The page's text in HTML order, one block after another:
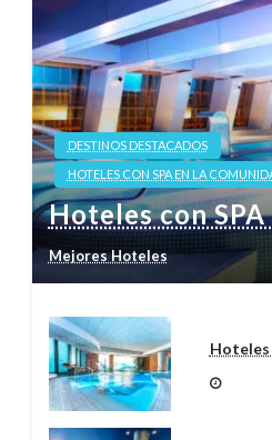
DESTINOS DESTACADOS
HOTELES CON SPA EN LA
Hoteles con
Mejores Hoteles
Hoteles